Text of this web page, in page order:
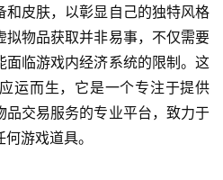
和皮肤，以彰显自己的独特风格
拟物品获取并非易事，不仅需要
面临游戏内经济系统的限制。这
应运而生，它是一个专注于提供
品交易服务的专业平台，致力于
游戏道具。